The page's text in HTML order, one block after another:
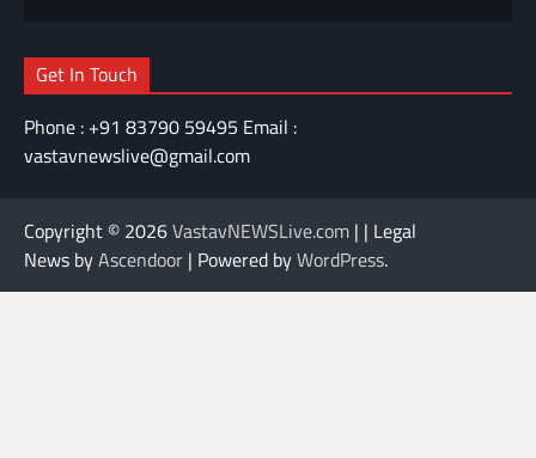
Get In Touch
Phone : +91 83790 59495 Email :
vastavnewslive@gmail.com
Copyright © 2026VastavNEWSLive.com | | Legal
News byAscendoor | Powered byWordPress.